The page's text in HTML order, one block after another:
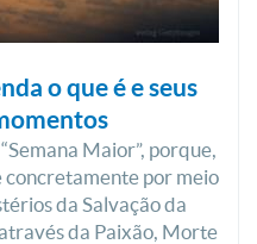
o que é e seus
Maior”, porque,
concretamente por meio
da Salvação da
da Paixão, Morte